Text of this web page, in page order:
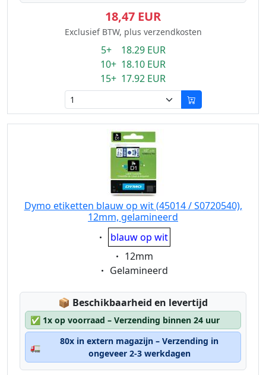
18,47 EUR
Exclusief BTW, plus verzendkosten
5+ 18.29 EUR
10+ 18.10 EUR
15+ 17.92 EUR
Dymo etiketten blauw op wit (45014 / S0720540),
12mm, gelamineerd
Eigenschaft:
blauw op wit
Eigenschaft:
12mm
Eigenschaft:
Gelamineerd
📦 Lagerstatus:
Beschikbaarheid en levertijd
✅ 1x op voorraad – Verzending binnen 24 uur
🚛
80x in extern magazijn – Verzending in
ongeveer 2-3 werkdagen